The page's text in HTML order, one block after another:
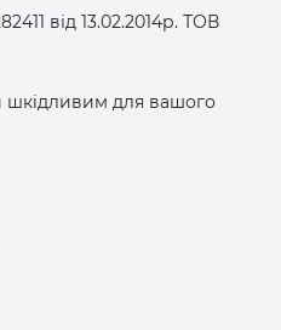
від 13.02.2014р. ТОВ
шкідливим для вашого